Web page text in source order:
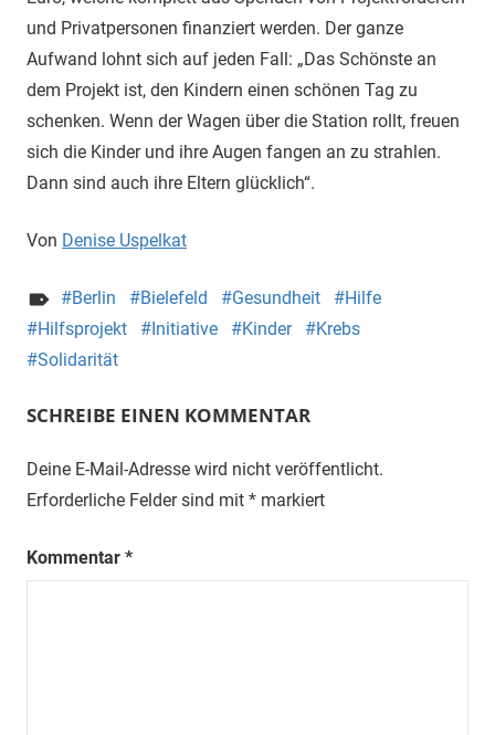
und Privatpersonen finanziert werden. Der ganze
Aufwand lohnt sich auf jeden Fall: „Das Schönste an
dem Projekt ist, den Kindern einen schönen Tag zu
schenken. Wenn der Wagen über die Station rollt, freuen
sich die Kinder und ihre Augen fangen an zu strahlen.
Dann sind auch ihre Eltern glücklich“.
Von Denise Uspelkat
Berlin Bielefeld Gesundheit
Hilfe
Hilfsprojekt
Initiative Kinder
Krebs
Solidarität
SCHREIBE EINEN KOMMENTAR
Deine E-Mail-Adresse wird nicht veröffentlicht.
Erforderliche Felder sind mit * markiert
Kommentar *